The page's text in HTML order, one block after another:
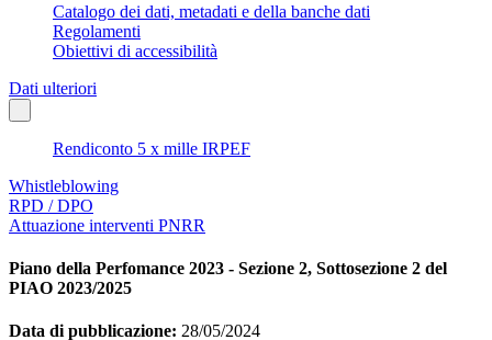
Catalogo dei dati, metadati e della banche dati
Regolamenti
Obiettivi di accessibilità
Dati ulteriori
Rendiconto 5 x mille IRPEF
Whistleblowing
RPD / DPO
Attuazione interventi PNRR
Piano della Perfomance 2023 - Sezione 2, Sottosezione 2 del
PIAO 2023/2025
Data di pubblicazione: 28/05/2024